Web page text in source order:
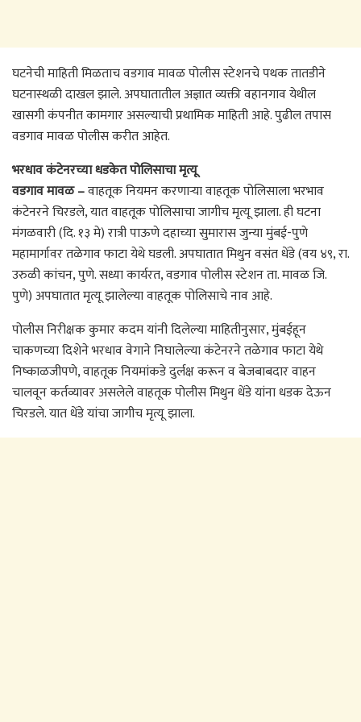
घटनेची माहिती मिळताच वडगाव मावळ पोलीस स्टेशनचे पथक तातडीने
घटनास्थळी दाखल झाले. अपघातातील अज्ञात व्यक्ती वहानगाव येथील
खासगी कंपनीत कामगार असल्याची प्रथामिक माहिती आहे. पुढील तपास
वडगाव मावळ पोलीस करीत आहेत.
भरधाव कंटेनरच्या धडकेत पोलिसाचा मृत्यू
वडगाव मावळ –वाहतूक नियमन करणाऱ्या वाहतूक पोलिसाला भरभाव
कंटेनरने चिरडले, यात वाहतूक पोलिसाचा जागीच मृत्यू झाला. ही घटना
मंगळवारी (दि. १३ मे) रात्री पाऊणे दहाच्या सुमारास जुन्या मुंबई-पुणे
महामार्गावर तळेगाव फाटा येथे घडली. अपघातात मिथुन वसंत धेंडे (वय ४९, रा.
उरुळी कांचन, पुणे. सध्या कार्यरत, वडगाव पोलीस स्टेशन ता. मावळ जि.
पुणे) अपघातात मृत्यू झालेल्या वाहतूक पोलिसाचे नाव आहे.
पोलीस निरीक्षक कुमार कदम यांनी दिलेल्या माहितीनुसार, मुंबईहून
चाकणच्या दिशेने भरधाव वेगाने निघालेल्या कंटेनरने तळेगाव फाटा येथे
निष्काळजीपणे, वाहतूक नियमांकडे दुर्लक्ष करून व बेजबाबदार वाहन
चालवून कर्तव्यावर असलेले वाहतूक पोलीस मिथुन धेंडे यांना धडक देऊन
चिरडले. यात धेंडे यांचा जागीच मृत्यू झाला.